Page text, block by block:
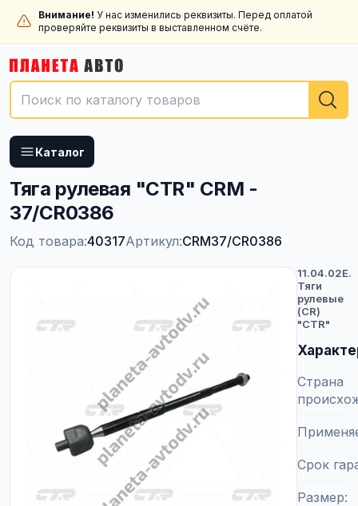
Внимание! У нас изменились реквизиты. Перед оплатой
проверяйте реквизиты в выставленном счёте.
Каталог
Тяга рулевая "CTR" CRM -
37/CR0386
Код товара:40317Артикул:CRM37/CR0386
11.04.02E.
Тяги
рулевые
(CR)
"CTR"
Страна
Срок
Размер